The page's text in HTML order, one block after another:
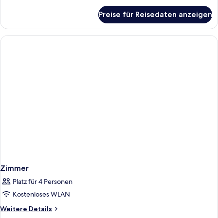
Preise für Reisedaten anzeigen
Zimmer
Platz für 4 Personen
Kostenloses WLAN
Weitere Details
Weitere